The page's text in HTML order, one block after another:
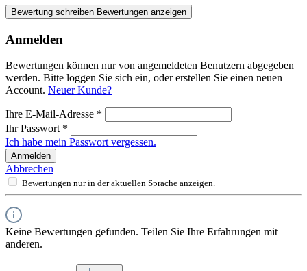
Bewertung schreiben Bewertungen anzeigen
Anmelden
Bewertungen können nur von angemeldeten Benutzern abgegeben
werden. Bitte loggen Sie sich ein, oder erstellen Sie einen neuen
Account. Neuer Kunde?
Ihre E-Mail-Adresse *
Ihr Passwort *
Ich habe mein Passwort vergessen.
Anmelden
Abbrechen
Bewertungen nur in der aktuellen Sprache anzeigen.
Keine Bewertungen gefunden. Teilen Sie Ihre Erfahrungen mit
anderen.